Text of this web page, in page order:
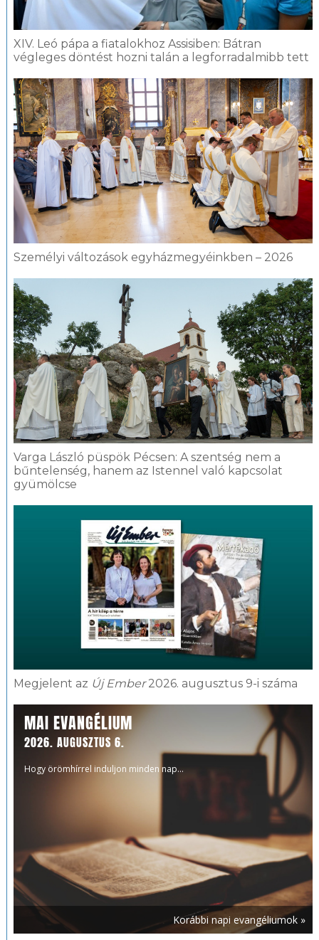
XIV. Leó pápa a fiatalokhoz Assisiben: Bátran
végleges döntést hozni talán a legforradalmibb tett
Személyi változások egyházmegyéinkben – 2026
Varga László püspök Pécsen: A szentség nem a
bűntelenség, hanem az Istennel való kapcsolat
gyümölcse
Megjelent az Új Ember2026. augusztus 9-i száma
MAI EVANGÉLIUM
2026. AUGUSZTUS 6.
Hogy örömhírrel induljon minden nap...
Korábbi napi evangéliumok »